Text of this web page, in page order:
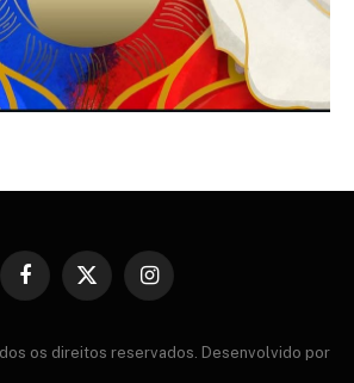
Facebook
X
Instagram
os direitos reservados. Desenvolvido por